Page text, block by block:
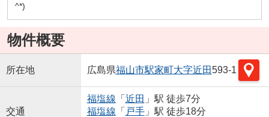
^*)
物件概要
所在地 広島県福山市駅家町大字近田593-1
交通
福塩線 「 近田 」駅 徒歩7分
福塩線 「 戸手」駅 徒歩18分